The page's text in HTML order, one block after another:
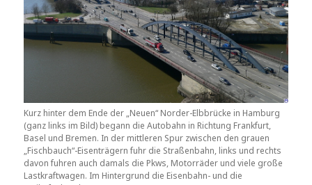
Kurz hinter dem Ende der „Neuen“ Norder-Elbbrücke in Hamburg
(ganz links im Bild) begann die Autobahn in Richtung Frankfurt,
Basel und Bremen. In der mittleren Spur zwischen den grauen
„Fischbauch“-Eisenträgern fuhr die Straßenbahn, links und rechts
davon fuhren auch damals die Pkws, Motorräder und viele große
Lastkraftwagen. Im Hintergrund die Eisenbahn- und die